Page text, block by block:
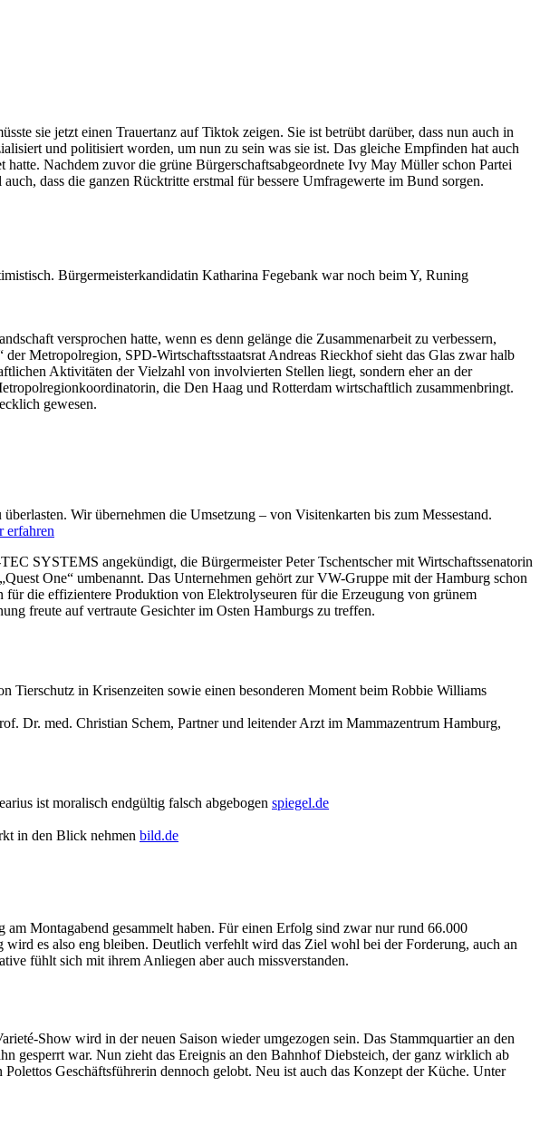
sie jetzt einen Trauertanz auf Tiktok zeigen. Sie ist betrübt darüber, dass nun auch in
und politisiert worden, um nun zu sein was sie ist. Das gleiche Empfinden hat auch
Nachdem zuvor die grüne Bürgerschaftsabgeordnete Ivy May Müller schon Partei
dass die ganzen Rücktritte erstmal für bessere Umfragewerte im Bund sorgen.
Bürgermeisterkandidatin Katharina Fegebank war noch beim Y, Runing
versprochen hatte, wenn es denn gelänge die Zusammenarbeit zu verbessern,
Metropolregion, SPD-Wirtschaftsstaatsrat Andreas Rieckhof sieht das Glas zwar halb
Aktivitäten der Vielzahl von involvierten Stellen liegt, sondern eher an der
die Den Haag und Rotterdam wirtschaftlich zusammenbringt.
gewesen.
Wir übernehmen die Umsetzung – von Visitenkarten bis zum Messestand.
erfahren
SYSTEMS angekündigt, die Bürgermeister Peter Tschentscher mit Wirtschaftssenatorin
One“ umbenannt. Das Unternehmen gehört zur VW-Gruppe mit der Hamburg schon
die effizientere Produktion von Elektrolyseuren für die Erzeugung von grünem
freute auf vertraute Gesichter im Osten Hamburgs zu treffen.
Tierschutz in Krisenzeiten sowie einen besonderen Moment beim Robbie Williams
Dr. med. Christian Schem, Partner und leitender Arzt im Mammazentrum Hamburg,
ist moralisch endgültig falsch abgebogen spiegel.de
in den Blick nehmen bild.de
Montagabend gesammelt haben. Für einen Erfolg sind zwar nur rund 66.000
es also eng bleiben. Deutlich verfehlt wird das Ziel wohl bei der Forderung, auch an
fühlt sich mit ihrem Anliegen aber auch missverstanden.
Show wird in der neuen Saison wieder umgezogen sein. Das Stammquartier an den
gesperrt war. Nun zieht das Ereignis an den Bahnhof Diebsteich, der ganz wirklich ab
Geschäftsführerin dennoch gelobt. Neu ist auch das Konzept der Küche. Unter